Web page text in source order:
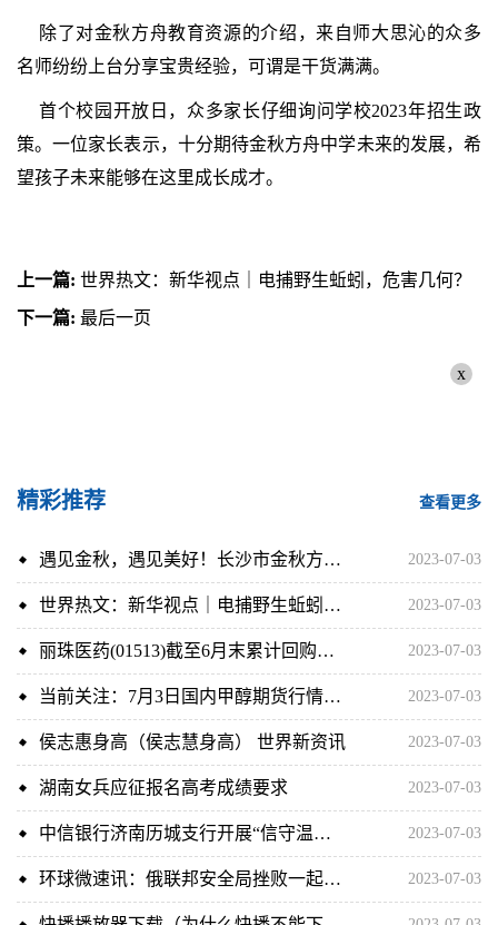
除了对金秋方舟教育资源的介绍，来自师大思沁的众多
名师纷纷上台分享宝贵经验，可谓是干货满满。
首个校园开放日，众多家长仔细询问学校2023年招生政
策。一位家长表示，十分期待金秋方舟中学未来的发展，希
望孩子未来能够在这里成长成才。
上一篇: 世界热文：新华视点｜电捕野生蚯蚓，危害几何？
下一篇: 最后一页
x
精彩推荐 查看更多
遇见金秋，遇见美好！长沙市金秋方舟高级中学首个校园开放日圆满举行 2023-07-03
世界热文：新华视点｜电捕野生蚯蚓，危害几何？ 2023-07-03
丽珠医药(01513)截至6月末累计回购约582.9万股A股 世界报道 2023-07-03
当前关注：7月3日国内甲醇期货行情上涨 2023-07-03
侯志惠身高（侯志慧身高） 世界新资讯 2023-07-03
湖南女兵应征报名高考成绩要求 2023-07-03
中信银行济南历城支行开展“信守温度品牌，防范非法集资”宣传活动 全球短讯 2023-07-03
环球微速讯：俄联邦安全局挫败一起针对克里米亚地区领导人的暗杀企图 2023-07-03